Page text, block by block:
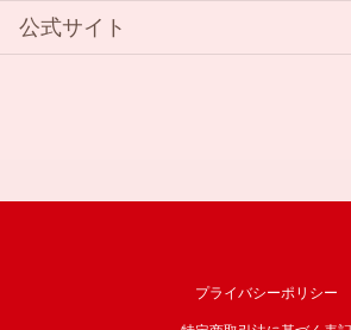
公式サイト
プライバシーポリシー